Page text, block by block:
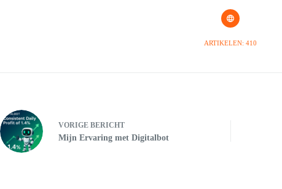
ARTIKELEN: 410
VORIGE BERICHT
Mijn Ervaring met Digitalbot